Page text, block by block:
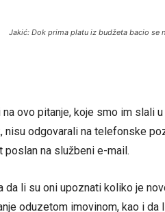
Jakić: Dok prima platu iz budžeta bacio se
ovo pitanje, koje smo im slali u
odgovarali na telefonske
poslan na službeni e-mail.
li su oni upoznati koliko je
oduzetom imovinom, kao i da